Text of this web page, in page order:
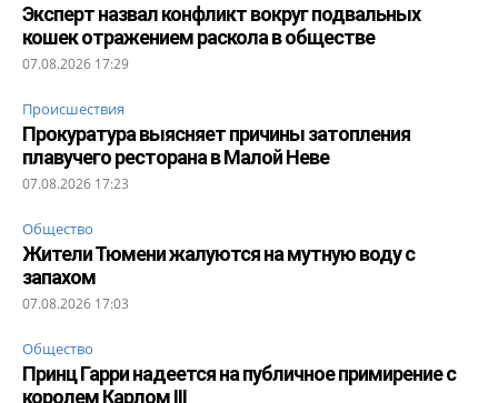
Эксперт назвал конфликт вокруг подвальных
кошек отражением раскола в обществе
07.08.2026 17:29
Происшествия
Прокуратура выясняет причины затопления
плавучего ресторана в Малой Неве
07.08.2026 17:23
Общество
Жители Тюмени жалуются на мутную воду с
запахом
07.08.2026 17:03
Общество
Принц Гарри надеется на публичное примирение с
королем Карлом III